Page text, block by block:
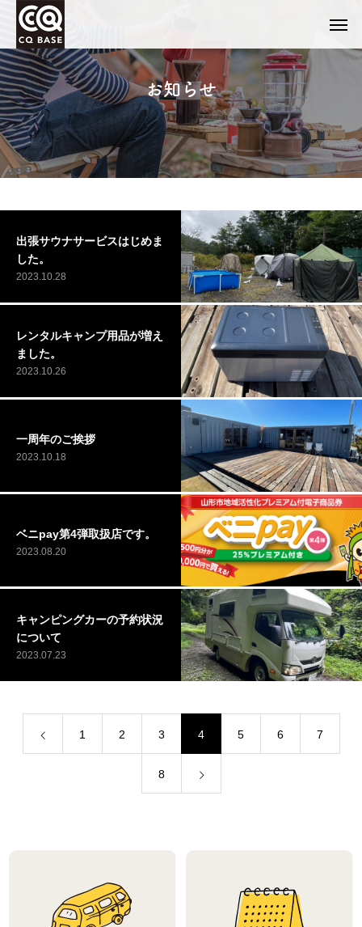
お知らせ
出張サウナサービスはじめま
した。
2023.10.28
レンタルキャンプ用品が増え
ました。
2023.10.26
一周年のご挨拶
2023.10.18
ベニpay第4弾取扱店です。
2023.08.20
キャンピングカーの予約状況
について
2023.07.23
1 2 3 4 5 6 7
8